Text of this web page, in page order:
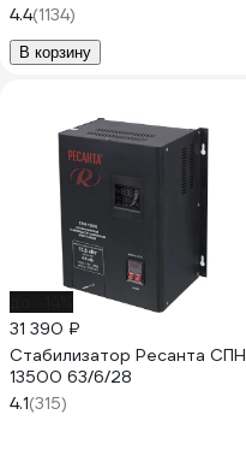
4.4(1134)
В корзину
31 390 ₽
Стабилизатор Ресанта СПН
13500 63/6/28
4.1(315)